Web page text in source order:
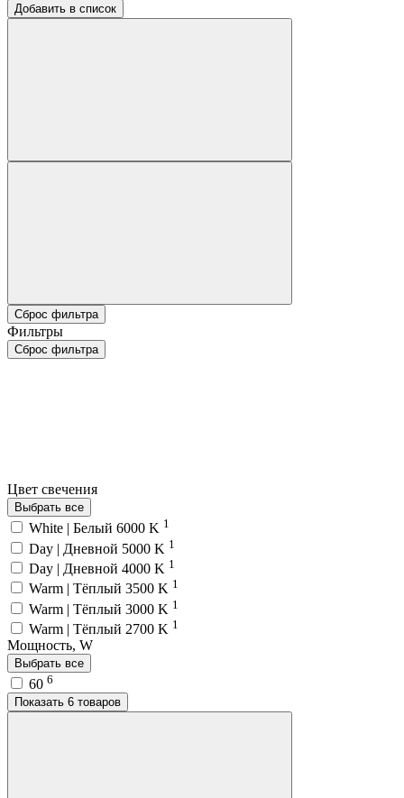
Добавить в список
Сброс фильтра
Фильтры
Сброс фильтра
Цвет свечения
Выбрать все
White | Белый 6000 K 1
Day | Дневной 5000 K 1
Day | Дневной 4000 K 1
Warm | Тёплый 3500 K 1
Warm | Тёплый 3000 K 1
Warm | Тёплый 2700 K 1
Мощность, W
Выбрать все
60 6
Показать 6 товаров